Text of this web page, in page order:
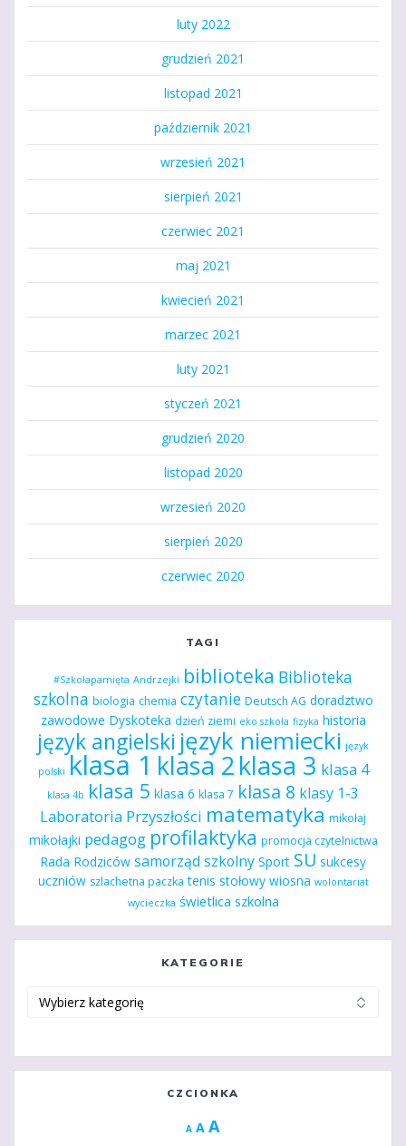
luty 2022
grudzień 2021
listopad 2021
październik 2021
wrzesień 2021
sierpień 2021
czerwiec 2021
maj 2021
kwiecień 2021
marzec 2021
luty 2021
styczeń 2021
grudzień 2020
listopad 2020
wrzesień 2020
sierpień 2020
czerwiec 2020
TAGI
#Szkołapamięta Andrzejki biblioteka Biblioteka
szkolna biologia chemia czytanie Deutsch AG doradztwo
zawodowe Dyskoteka dzień ziemi eko szkoła fizyka historia
język angielski język niemiecki język
polski klasa 1 klasa 2klasa 3 klasa 4
klasa 4b klasa 5 klasa 6 klasa 7 klasa 8 klasy 1-3
Laboratoria Przyszłości matematyka mikołaj
mikołajki pedagog profilaktyka promocja czytelnictwa
Rada Rodziców samorząd szkolny Sport SU sukcesy
uczniów szlachetna paczka tenis stołowy wiosna wolontariat
wycieczka świetlica szkolna
KATEGORIE
CZCIONKA
A Decrease
A Reset
A